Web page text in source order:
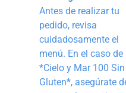
Antes de realizar tu
pedido, revisa
cuidadosamente el
menú. En el caso de
*Cielo y Mar 100 Sin
Gluten*, asegúrate